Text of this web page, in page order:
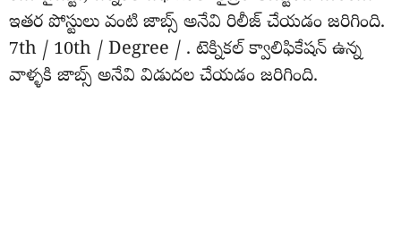
ఇతర పోస్టులు వంటి జాబ్స్ అనేవి రిలీజ్ చేయడం జరిగింది.
7th / 10th / Degree / . టెక్నికల్ క్వాలిఫికేషన్ ఉన్న
వాళ్ళకి జాబ్స్ అనేవి విడుదల చేయడం జరిగింది.